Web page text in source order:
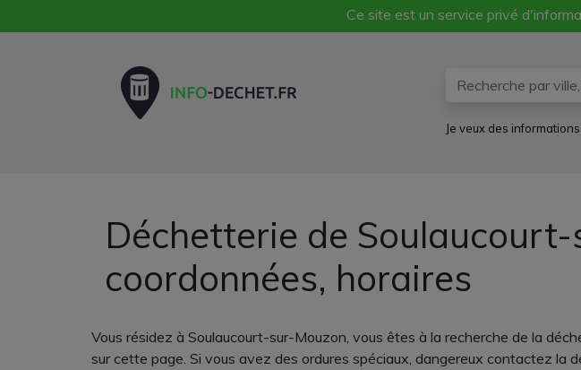
Ce site est un service privé
Je veux des
Déchetterie de
coordonnées, horaires
Vous résidez à Soulaucourt-sur-Mouzon, vous êtes à la recherche de la
sur cette page. Si vous avez des ordures spéciaux, dangereux contactez